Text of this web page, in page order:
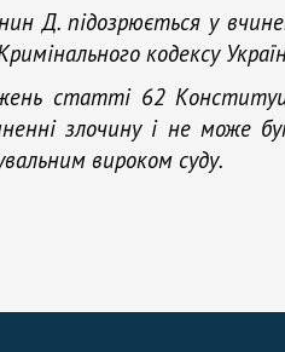
Д. підозрюється у
кодексу
статті 62
злочину і не може
вироком суду.